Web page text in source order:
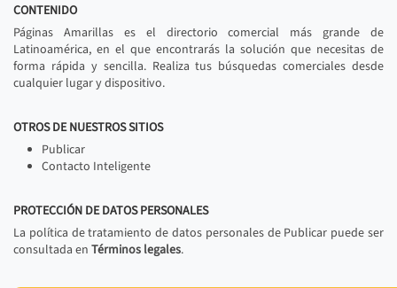
CONTENIDO
Páginas Amarillas es el directorio comercial más grande de
Latinoamérica, en el que encontrarás la solución que necesitas de
forma rápida y sencilla. Realiza tus búsquedas comerciales desde
cualquier lugar y dispositivo.
OTROS DE NUESTROS SITIOS
Publicar
Contacto Inteligente
PROTECCIÓN DE DATOS PERSONALES
La política de tratamiento de datos personales de Publicar puede ser
consultada en Términos legales.